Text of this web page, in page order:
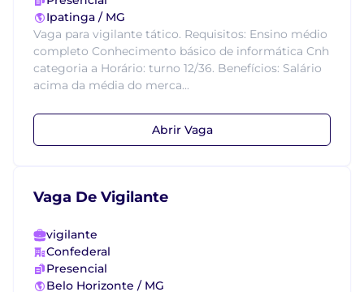
Ipatinga / MG
Vaga para vigilante tático. Requisitos: Ensino médio
completo Conhecimento básico de informática Cnh
categoria a Horário: turno 12/36. Benefícios: Salário
acima da média do merca...
Abrir Vaga
Vaga De Vigilante
vigilante
Confederal
Presencial
Belo Horizonte / MG